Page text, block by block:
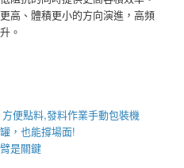
高、體積更小的方向演進，高頻
。
方便點料,發料作業手動包裝機
，也能撐場面!
是關鍵